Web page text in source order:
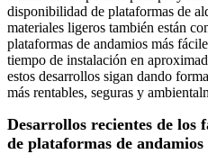
disponibilidad de plataformas de
materiales ligeros también están
plataformas de andamios más
tiempo de instalación en
estos desarrollos sigan dando
más rentables, seguras y
Desarrollos recientes de los
de plataformas de andamios